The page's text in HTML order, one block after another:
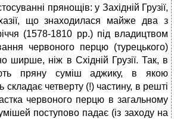
прянощів: у Західній Грузії,
що знаходилася майже два з
(1578-1810 рр.) під владицтвом
червоного перцю (турецького)
ширше, ніж в Східній Грузії. Так, в
пряну суміш аджику, в якою
складає четверту (!) частину, в решті
червоного перцю в загальному
поступово падає (із заходу на